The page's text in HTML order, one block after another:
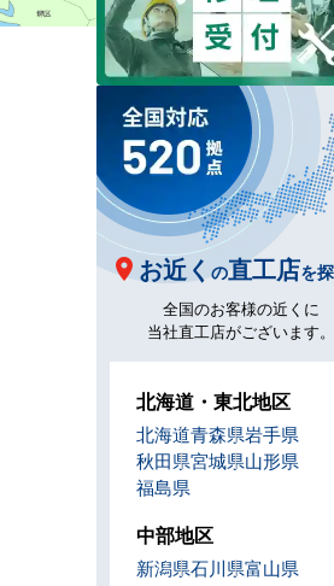
大阪
、大
泉市
茨木市
貝
門真市
、 岸
市北区
区
市
吹田市
阪市住
、太
東市
阪市中
大阪
能町
大阪
阪市
勢町
お近く の直工店を
全国のお客様の近くに
当社直工店がございます。
北海道・東北地区
北海道青森県岩手県
秋田県宮城県山形県
福島県
中部地区
新潟県石川県富山県